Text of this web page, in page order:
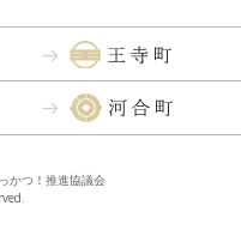
かつ！推進協議会